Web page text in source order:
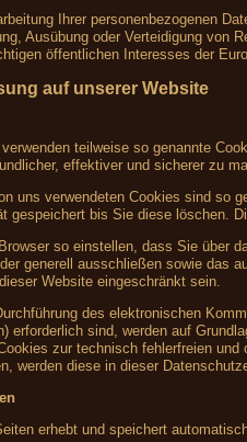
Ihrer personenbezogenen
Ausübung oder Verteidigung von
öffentlichen Interesses der
auf unserer Website
teilweise so genannte
effektiver und sicherer zu
uns verwendeten Cookies sind so
gespeichert bis Sie diese löschen.
so einstellen, dass Sie über
generell ausschließen sowie das
Website eingeschränkt sein.
des elektronischen
erforderlich sind, werden auf
zur technisch fehlerfreien
werden diese in dieser
erhebt und speichert